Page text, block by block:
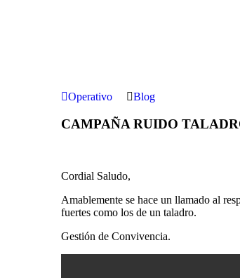
Operativo Blog
CAMPAÑA RUIDO
Cordial Saludo,
Amablemente se hace un llamado al
fuertes como los de un taladro.
Gestión de Convivencia.